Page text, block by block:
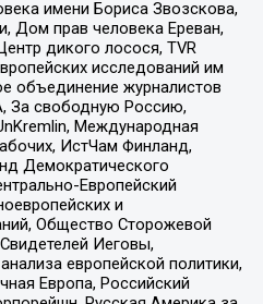
имени Бориса Звозскова,
Дом прав человека Ереван,
дикого лосося, TVR
исследований им
объединение журналистов
За свободную Россию,
Международная
ИстЧам Финланд,
Демократического
Европейский
и
Общество Сторожевой
Иеговы,
европейской политики,
Европа, Российский